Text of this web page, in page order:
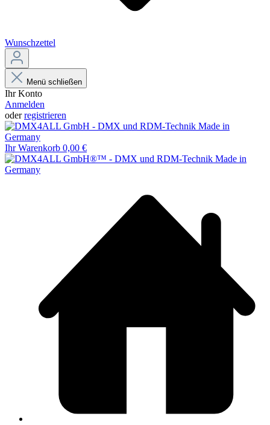
Wunschzettel
Menü schließen
Ihr Konto
Anmelden
oderregistrieren
Ihr Warenkorb 0,00 €